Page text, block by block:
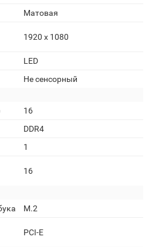
Матовая
1920 x 1080
LED
Не сенсорный
16
DDR4
1
16
M.2
PCI-E